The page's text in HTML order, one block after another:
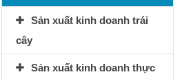
Sản xuất kinh doanh trái
cây
Sản xuất kinh doanh thực